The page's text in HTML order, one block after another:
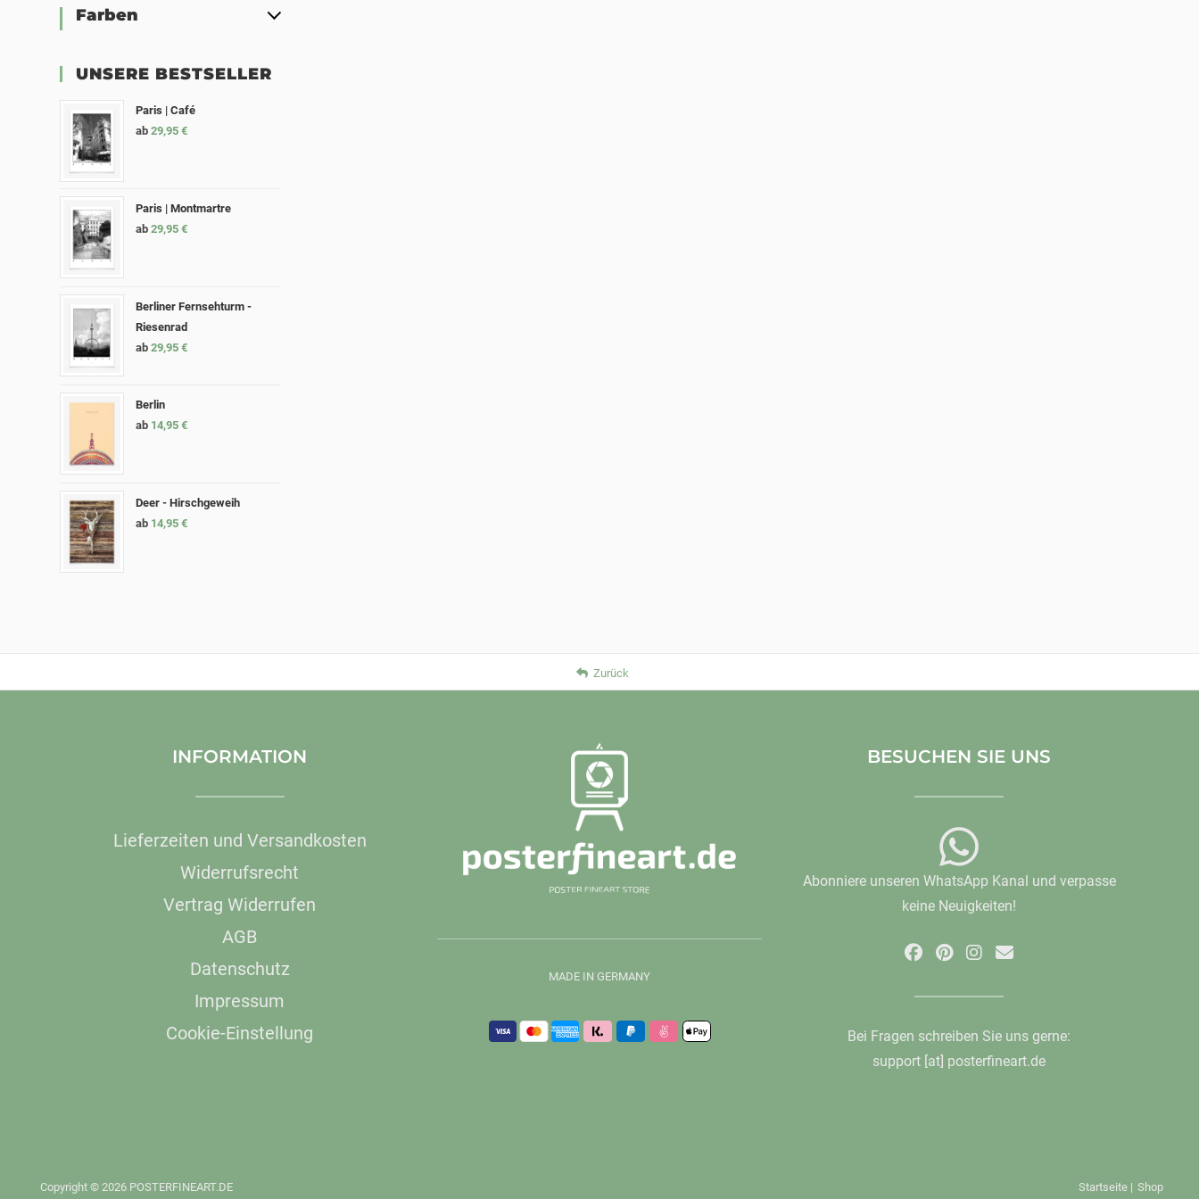
Farben
UNSERE BESTSELLER
Paris | Café
ab29,95€
Paris | Montmartre
ab29,95€
Berliner Fernsehturm -
Riesenrad
ab29,95€
Berlin
ab 14,95€
Deer - Hirschgeweih
ab 14,95€
Zurück
INFORMATION
Lieferzeiten und Versandkosten
Widerrufsrecht
Vertrag Widerrufen
AGB
Datenschutz
Impressum
Cookie-Einstellung
MADE IN GERMANY
BESUCHEN SIE UNS
Abonniere unseren WhatsApp Kanal und verpasse
keine Neuigkeiten!
Bei Fragen schreiben Sie uns gerne:
support [at] posterfineart.de
Copyright © 2026 POSTERFINEART.DE Startseite| Shop